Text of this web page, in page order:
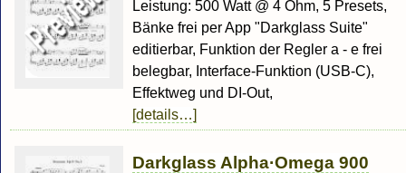
Leistung: 500 Watt @ 4 Ohm, 5 Presets,
Bänke frei per App "Darkglass Suite"
editierbar, Funktion der Regler a - e frei
belegbar, Interface-Funktion (USB-C),
Effektweg und DI-Out,
[details…]
Darkglass Alpha·Omega 900